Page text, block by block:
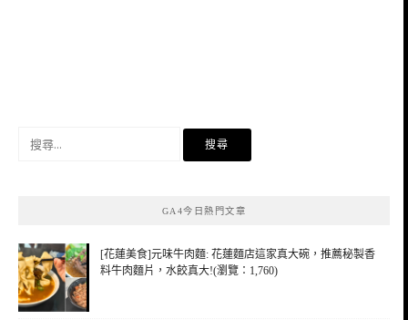
GA4今日熱門文章
[花蓮美食]元味牛肉麵: 花蓮麵店這家真大碗，推薦秘製香
料牛肉麵片，水餃真大!(瀏覽：1,760)